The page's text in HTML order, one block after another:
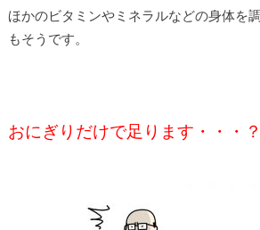
ほかのビタミンやミネラルなどの身体を
もそうです。
おにぎりだけで足ります・・・？